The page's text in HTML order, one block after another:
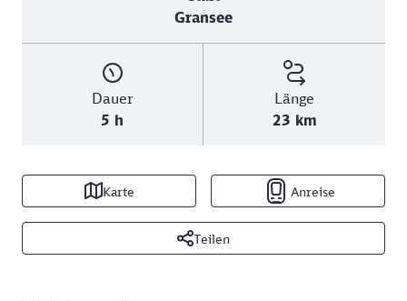
Gransee
Dauer
5 h
Länge
23 km
Karte Anreise
Teilen